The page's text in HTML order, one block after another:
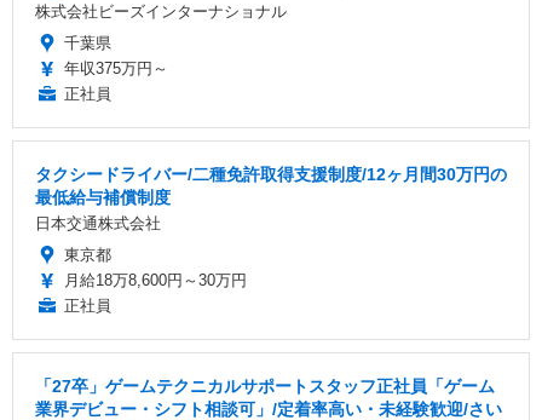
株式会社ビーズインターナショナル
千葉県
年収375万円～
正社員
タクシードライバー/二種免許取得支援制度/12ヶ月間30万円の
最低給与補償制度
日本交通株式会社
東京都
月給18万8,600円～30万円
正社員
「27卒」ゲームテクニカルサポートスタッフ正社員「ゲーム
業界デビュー・シフト相談可」/定着率高い・未経験歓迎/さい